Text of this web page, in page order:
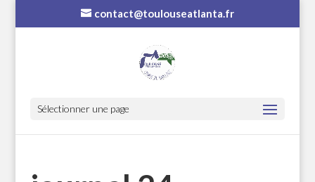
contact@toulouseatlanta.fr
Sélectionner une page